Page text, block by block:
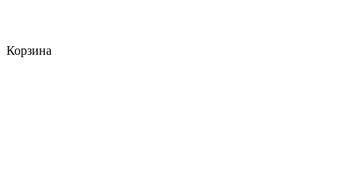
Корзина